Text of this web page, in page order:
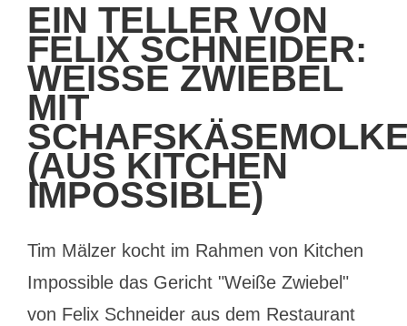
EIN TELLER VON
FELIX SCHNEIDER:
WEISSE ZWIEBEL M
IT S
CHAFSKÄSEMOLKE
AUS KITCHEN I
MPOSSIBLE)
Tim Mälzer kocht im Rahmen von Kitchen
Impossible das Gericht "Weiße Zwiebel"
von Felix Schneider aus dem Restaurant